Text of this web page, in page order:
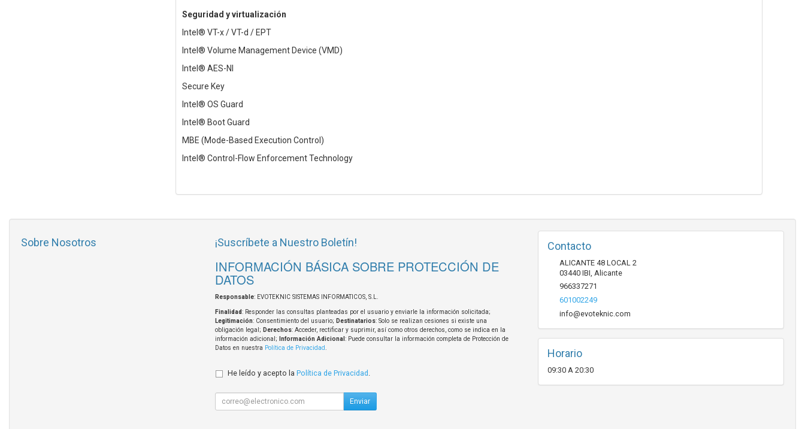
Seguridad y virtualización
Intel® VT-x / VT-d / EPT
Intel® Volume Management Device (VMD)
Intel® AES-NI
Secure Key
Intel® OS Guard
Intel® Boot Guard
MBE (Mode-Based Execution Control)
Intel® Control-Flow Enforcement Technology
Sobre Nosotros ¡Suscríbete a Nuestro Boletín!
INFORMACIÓN BÁSICA SOBRE PROTECCIÓN DE
DATOS
Responsable: EVOTEKNIC SISTEMAS INFORMATICOS, S.L.
Finalidad: Responder las consultas planteadas por el usuario y enviarle la información solicitada;
Legitimación: Consentimiento del usuario; Destinatarios: Solo se realizan cesiones si existe una
obligación legal; Derechos: Acceder, rectificar y suprimir, así como otros derechos, como se indica en la
información adicional;
Información Adicional : Puede consultar la información completa de Protección de
Datos en nuestra Política de Privacidad.
He leído y acepto la Política de Privacidad .
Enviar
Contacto
ALICANTE 48 LOCAL 2
03440 IBI, Alicante
966337271
601002249
info@evoteknic.com
Horario
09:30 A 20:30